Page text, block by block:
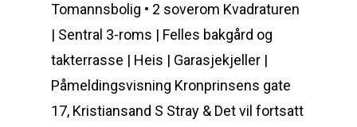
Tomannsbolig • 2 soverom Kvadraturen
| Sentral 3-roms | Felles bakgård og
takterrasse | Heis | Garasjekjeller |
Påmeldingsvisning Kronprinsens gate
17, Kristiansand S Stray & Det vil fortsatt